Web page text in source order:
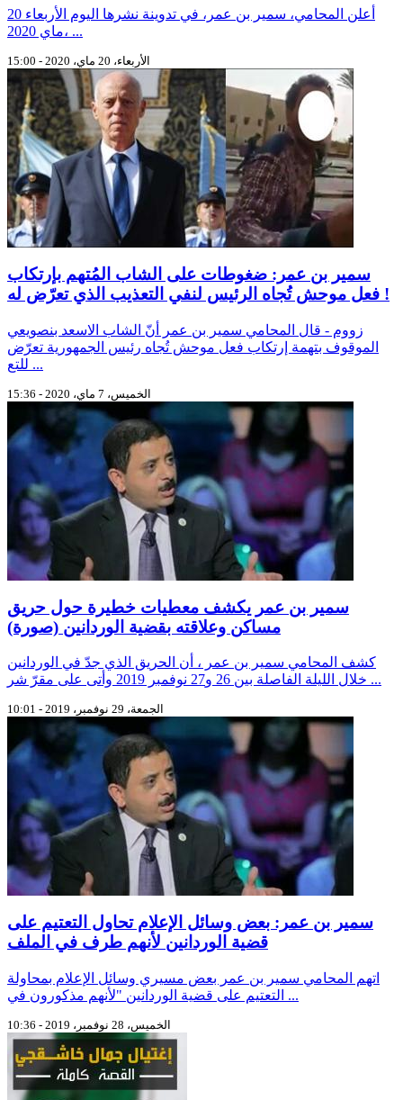
أعلن المحامي، سمير بن عمر، في تدوينة نشرها اليوم الأربعاء 20
ماي 2020، ...
الأربعاء، 20 ماي، 2020 - 15:00
سمير بن عمر: ضغوطات على الشاب المُتهم بإرتكاب
فعل موحش تُجاه الرئيس لنفي التعذيب الذي تعرّض له !
زووم - قال المحامي سمير بن عمر أنّ الشاب الاسعد بنصويعي
الموقوف بتهمة إرتكاب فعل موحش تُجاه رئيس الجمهورية تعرّض
للتع ...
الخميس، 7 ماي، 2020 - 15:36
سمير بن عمر يكشف معطيات خطيرة حول حريق
مساكن وعلاقته بقضية الوردانين (صورة)
كشف المحامي سمير بن عمر ، أن الحريق الذي جدّ في الوردانين
خلال الليلة الفاصلة بين 26 و27 نوفمبر 2019 وأتى على مقرّ شر ...
الجمعة، 29 نوفمبر، 2019 - 10:01
سمير بن عمر: بعض وسائل الإعلام تحاول التعتيم على
قضية الوردانين لأنهم طرف في الملف
اتهم المحامي سمير بن عمر بعض مسيري وسائل الإعلام بمحاولة
التعتيم على قضية الوردانين "لأنهم مذكورون في ...
الخميس، 28 نوفمبر، 2019 - 10:36